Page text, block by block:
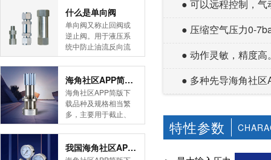
● 可以远程控制，
● 压缩空气压力0-
● 动作灵敏，精度高
● 多种先导海角社区
特性参数
简版下载告诉您！先
导式海角社区APP官
网版是采用控制阀体
内的启闭件的开度来
调节介质的流量，将
介质的压力降低，同
时借助阀后压力的作
用调节启闭件的开
度，使阀后压力保持
在一定范围内，在进
口压力不断变化的情
在设定的范围内，保
护其后的生活生产器
什么是单向阀
单向阀又称止回阀或
逆止阀。用于液压系
统中防止油流反向流
动,或者用于气动系统
中防止压缩空气逆向
流动。今天HJBA8海
角论坛海角社区APP
简版下载为您介绍一
下什么是单向阀。
一、简介单向阀有直
通式和直角式两种。
直通式单向阀用螺纹
连接安装在管路上。
海角社区APP简版下载的维护保养方式有哪些
海角社区APP简版下
载品种及规格相当繁
多，主要用于截止、
导流、稳压、分流
等，用途广泛。正确
和有序有效的维护保
养会保护海角社区
我国海角社区APP简版下载市场的现状及前景如何